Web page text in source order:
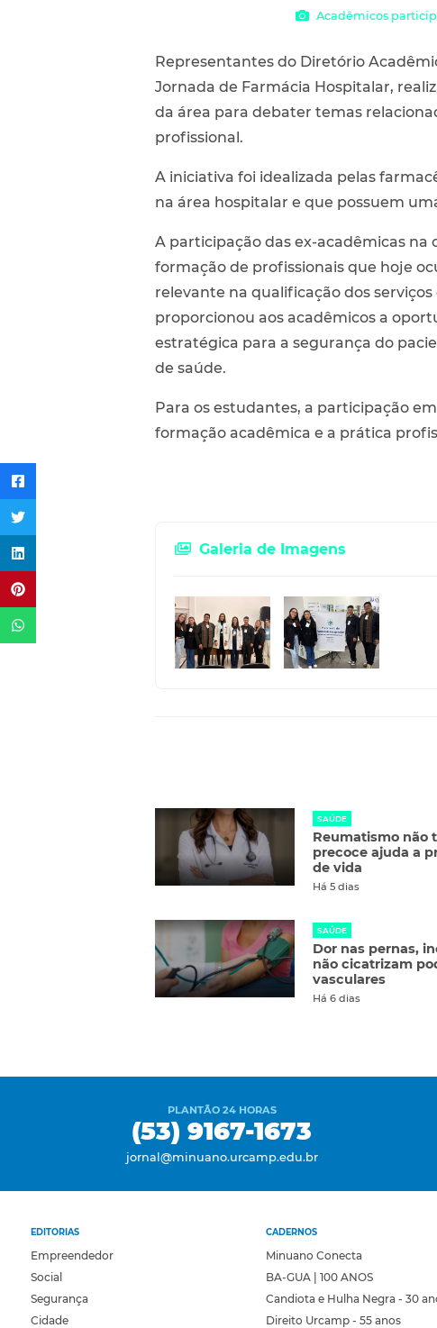
Acadêmicos
Representantes do Diretório
Jornada de Farmácia Hospitalar,
da área para debater temas
profissional.
A iniciativa foi idealizada pelas
na área hospitalar e que possuem
A participação das ex-acadêmicas
formação de profissionais que hoje
relevante na qualificação dos
proporcionou aos acadêmicos a
estratégica para a segurança do
de saúde.
Para os estudantes, a participação
formação acadêmica e a prática
Galeria de Imagens
SAÚDE
Reumatismo não
precoce ajuda a
de vida
Há 5 dias
SAÚDE
Dor nas pernas,
não cicatrizam
vasculares
Há 6 dias
PLANTÃO 24 HORAS
(53) 9167-1673
jornal@minuano.urcamp.edu.br
EDITORIAS
Empreendedor
Social
Segurança
Cidade
CADERNOS
Minuano Conecta
BA-GUA | 100 ANOS
Candiota e Hulha Negra - 30
Direito Urcamp - 55 anos